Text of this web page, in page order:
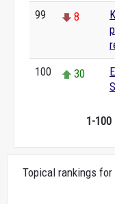
99 8
100 30
1-100
Topical rankings